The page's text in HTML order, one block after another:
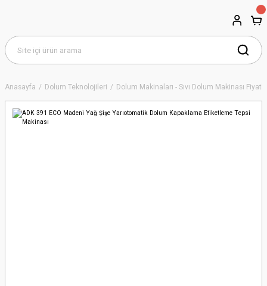
Anasayfa Dolum Teknolojileri Dolum Makinaları - Sıvı Dolum Makinası